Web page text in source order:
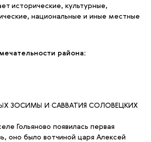
исторические, культурные,
национальные и иные местные
района:
ЗОСИМЫ И САВВАТИЯ СОЛОВЕЦКИХ
Гольяново появилась первая
оно было вотчиной царя Алексей